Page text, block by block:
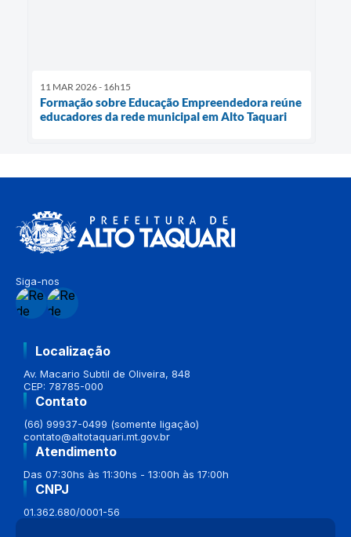
11 MAR 2026 - 16h15
Formação sobre Educação Empreendedora reúne
educadores da rede municipal em Alto Taquari
Siga-nos
Localização
Av. Macario Subtil de Oliveira, 848
CEP: 78785-000
Contato
(66) 99937-0499 (somente ligação)
contato@altotaquari.mt.gov.br
Atendimento
Das 07:30hs às 11:30hs - 13:00h às 17:00h
CNPJ
01.362.680/0001-56